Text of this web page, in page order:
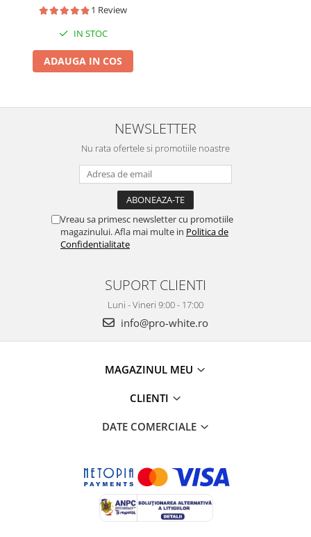
1 Review
IN STOC
ADAUGA IN COS
NEWSLETTER
Nu rata ofertele si promotiile noastre
Vreau sa primesc newsletter cu promotiile
magazinului. Afla mai multe in Politica de
Confidentialitate
SUPORT CLIENTI
Luni - Vineri 9:00 - 17:00
info@pro-white.ro
MAGAZINUL MEU
CLIENTI
DATE COMERCIALE